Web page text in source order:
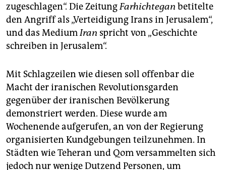
zugeschlagen“. Die ZeitungFarhichtegan betitelte
den Angriff als „Verteidigung Irans in Jerusalem“,
und das MediumIran spricht von „Geschichte
schreiben in Jerusalem“.
Mit Schlagzeilen wie diesen soll offenbar die
Macht der iranischen Revolutionsgarden
gegenüber der iranischen Bevölkerung
demonstriert werden. Diese wurde am
Wochenende aufgerufen, an von der Regierung
organisierten Kundgebungen teilzunehmen. In
Städten wie Teheran und Qom versammelten sich
jedoch nur wenige Dutzend Personen, um